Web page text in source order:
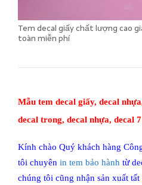
Tem decal giấy chất lượng cao
toàn miễn phí
Mẫu tem decal giấy, decal
decal trong, decal nhựa, decal
Kính chào Quý khách hàng
tôi chuyên in tem bảo hành từ
chúng tôi cũng nhận sản xuất tất